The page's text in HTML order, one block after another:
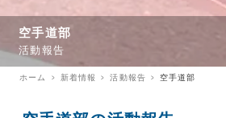
空手道部
活動報告
ホーム 新着情報 活動報告 空手道部